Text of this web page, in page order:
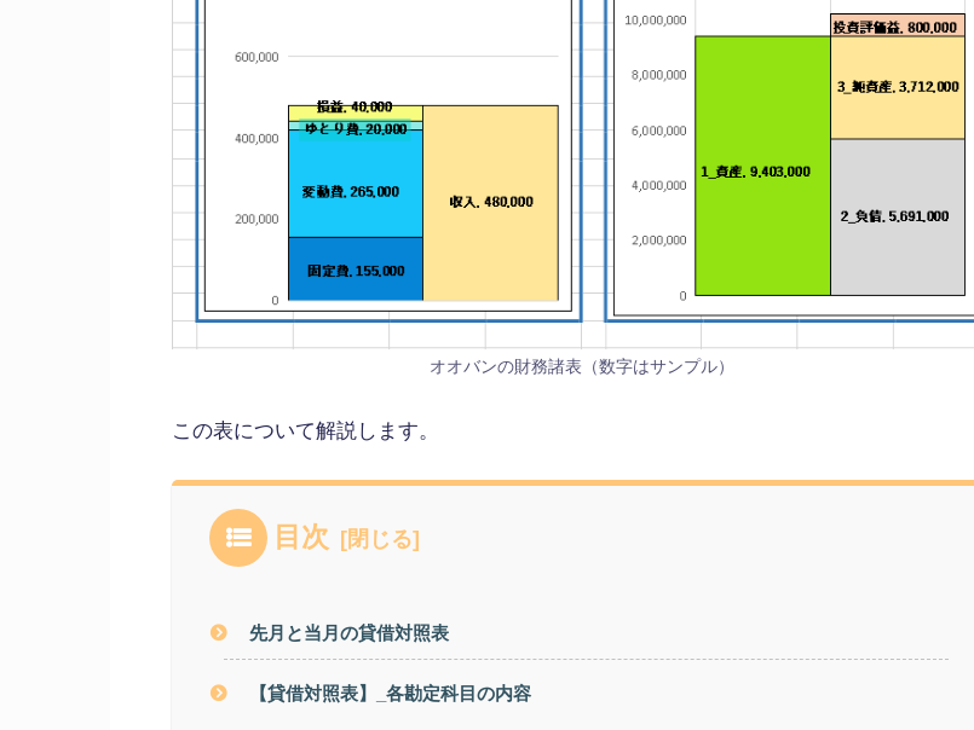
オオバンの財務諸表（数字はサンプル）
この表について解説します。
目次
先月と当月の貸借対照表
【貸借対照表】_各勘定科目の内容